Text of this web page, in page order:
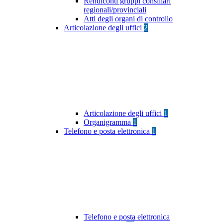
regionali/provinciali
Atti degli organi di controllo
Articolazione degli uffici 2
Articolazione degli uffici 1
Organigramma 1
Telefono e posta elettronica 1
Telefono e posta elettronica